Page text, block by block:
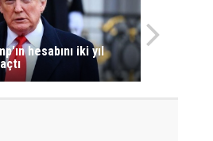
hesabını iki yıl